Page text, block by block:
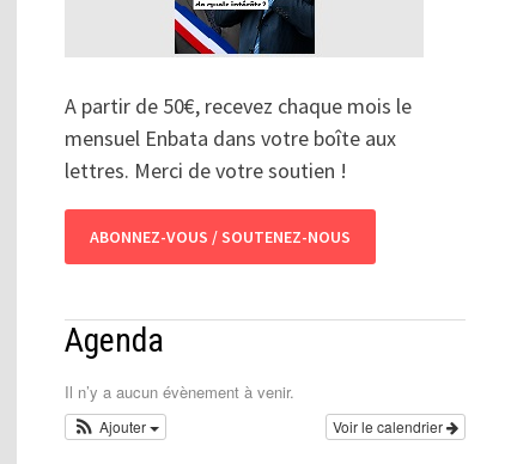
A partir de 50€, recevez chaque mois le
mensuel Enbata dans votre boîte aux
lettres. Merci de votre soutien !
ABONNEZ-VOUS / SOUTENEZ-NOUS
Agenda
Il n’y a aucun évènement à venir.
Voir le calendrier
Ajouter